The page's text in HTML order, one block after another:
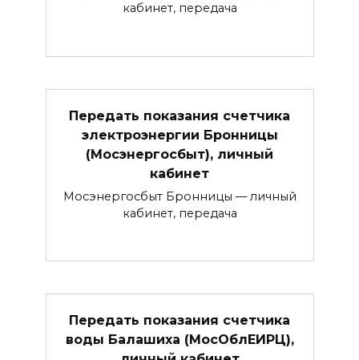
кабинет, передача
Передать показания счетчика
электроэнергии Бронницы
(Мосэнергосбыт), личный
кабинет
Мосэнергосбыт Бронницы — личный
кабинет, передача
Передать показания счетчика
воды Балашиха (МосОблЕИРЦ),